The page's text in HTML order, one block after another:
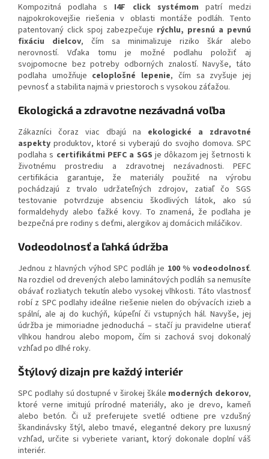
Kompozitná podlaha s I4F click systémom patrí medzi
najpokrokovejšie riešenia v oblasti montáže podláh. Tento
patentovaný click spoj zabezpečuje rýchlu, presnú a pevnú
fixáciu dielcov, čím sa minimalizuje riziko škár alebo
nerovností. Vďaka tomu je možné podlahu položiť aj
svojpomocne bez potreby odborných znalostí. Navyše, táto
podlaha umožňuje celoplošné lepenie, čím sa zvyšuje jej
pevnosť a stabilita najmä v priestoroch s vysokou záťažou.
Ekologická a zdravotne nezávadná voľba
Zákazníci čoraz viac dbajú na ekologické a zdravotné
aspekty produktov, ktoré si vyberajú do svojho domova. SPC
podlaha s certifikátmi PEFC a SGS je dôkazom jej šetrnosti k
životnému prostrediu a zdravotnej nezávadnosti. PEFC
certifikácia garantuje, že materiály použité na výrobu
pochádzajú z trvalo udržateľných zdrojov, zatiaľ čo SGS
testovanie potvrdzuje absenciu škodlivých látok, ako sú
formaldehydy alebo ťažké kovy. To znamená, že podlaha je
bezpečná pre rodiny s deťmi, alergikov aj domácich miláčikov.
Vodeodolnosť a ľahká údržba
Jednou z hlavných výhod SPC podláh je 100 % vodeodolnosť.
Na rozdiel od drevených alebo laminátových podláh sa nemusíte
obávať rozliatych tekutín alebo vysokej vlhkosti. Táto vlastnosť
robí z SPC podlahy ideálne riešenie nielen do obývacích izieb a
spální, ale aj do kuchýň, kúpeľní či vstupných hál. Navyše, jej
údržba je mimoriadne jednoduchá – stačí ju pravidelne utierať
vlhkou handrou alebo mopom, čím si zachová svoj dokonalý
vzhľad po dlhé roky.
Štýlový dizajn pre každý interiér
SPC podlahy sú dostupné v širokej škále moderných dekorov,
ktoré verne imitujú prírodné materiály, ako je drevo, kameň
alebo betón. Či už preferujete svetlé odtiene pre vzdušný
škandinávsky štýl, alebo tmavé, elegantné dekory pre luxusný
vzhľad, určite si vyberiete variant, ktorý dokonale doplní váš
interiér.